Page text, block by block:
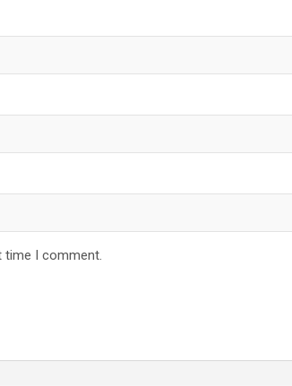
time I comment.